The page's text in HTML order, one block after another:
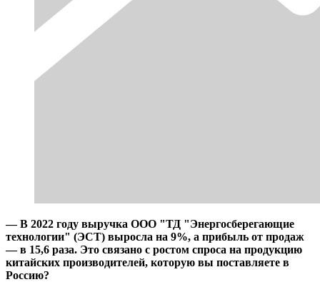
— В 2022 году выручка ООО "ТД "Энергосберегающие
технологии" (ЭСТ) выросла на 9%, а прибыль от продаж
— в 15,6 раза. Это связано с ростом спроса на продукцию
китайских производителей, которую вы поставляете в
Россию?